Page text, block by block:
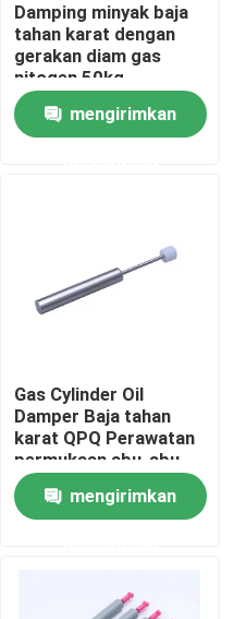
Damping minyak baja
tahan karat dengan
gerakan diam gas
nitogen 50kg
kapasitas beban
mengirimkan
Gas Cylinder Oil
Damper Baja tahan
karat QPQ Perawatan
permukaan abu-abu
50kg Kapasitas beban
mengirimkan